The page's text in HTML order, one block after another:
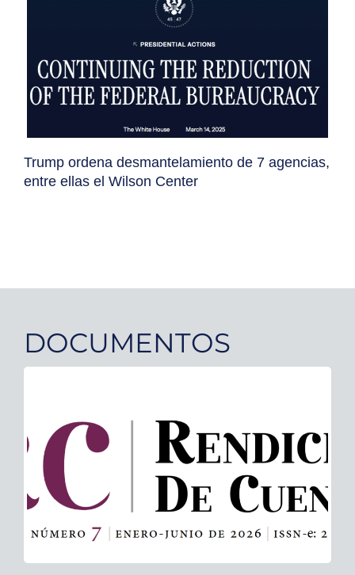
Trump ordena desmantelamiento de 7 agencias,
entre ellas el Wilson Center
DOCUMENTOS